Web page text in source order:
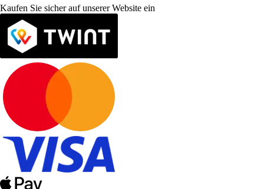
Kaufen Sie sicher auf unserer Website ein